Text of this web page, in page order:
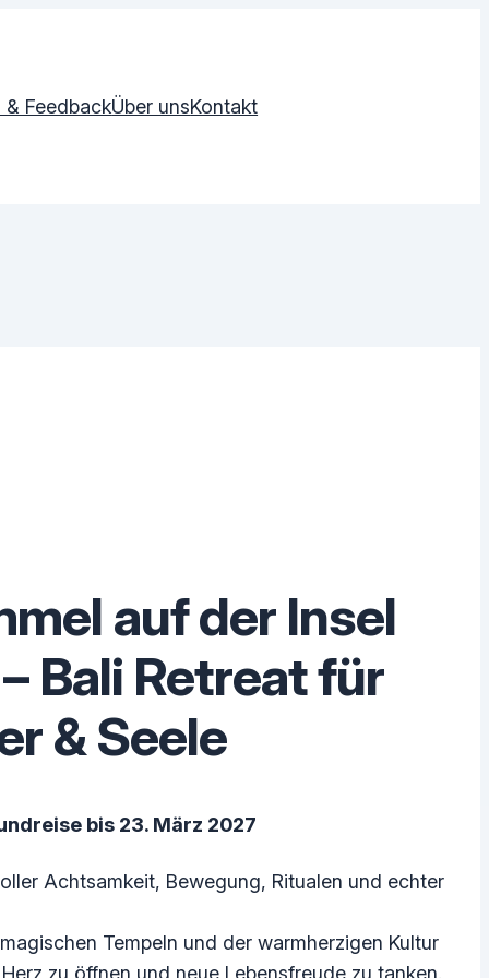
& FeedbackÜber unsKontakt
auf der Insel
Bali Retreat für
& Seele
bis 23. März 2027
Achtsamkeit, Bewegung, Ritualen und echter
Tempeln und der warmherzigen Kultur
zu öffnen und neue Lebensfreude zu tanken.